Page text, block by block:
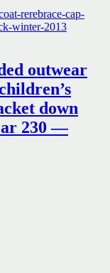
outwear
down
230 —